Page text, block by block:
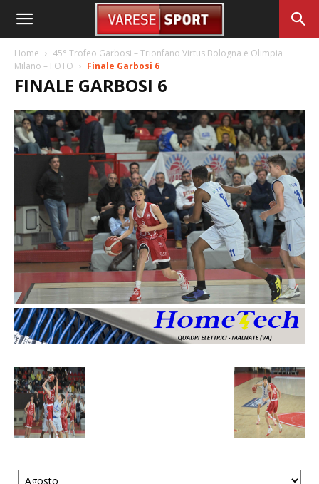
Home
45° Trofeo Garbosi – Trionfano Virtus Bologna e Olimpia
Milano – FOTO
Finale Garbosi 6
FINALE GARBOSI 6